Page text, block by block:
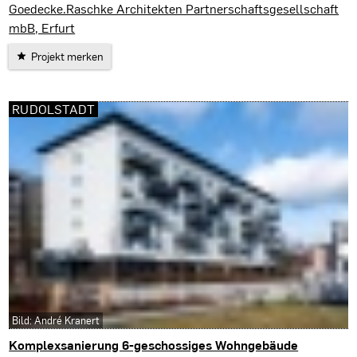
Erfurt
Goedecke.Raschke Architekten Partnerschaftsgesellschaft
mbB, Erfurt
Projekt merken
Komplexsanierung 6-geschossiges Wohngebäude
RUDOLSTADT
Bild: André Kranert